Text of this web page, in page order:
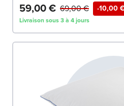
59,00 € -10,00
69,00 €
Livraison sous 3 à 4 jours